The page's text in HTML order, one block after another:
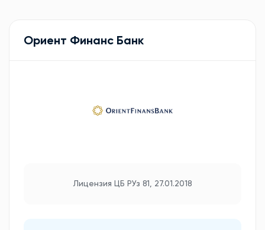
Ориент Финанс Банк
Лицензия ЦБ РУз 81, 27.01.2018